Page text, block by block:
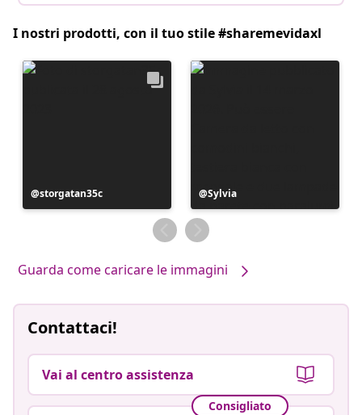
I nostri prodotti, con il tuo stile #sharemevidaxl
Post
pubblicato
storgatan35c
Post
pubblicato
da
Sylvia
Guarda come caricare le immagini
Contattaci!
Vai al centro assistenza
Consigliato